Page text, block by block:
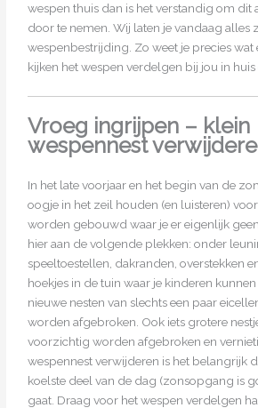
wespen thuis dan is het verstandig om dit
door te nemen. Wij laten je vandaag alles
wespenbestrijding. Zo weet je precies
kijken het wespen verdelgen bij jou in huis
Vroeg ingrijpen – klein
wespennest
In het late voorjaar en het begin van de
oogje in het zeil houden (en luisteren)
worden gebouwd waar je er eigenlijk
hier aan de volgende plekken: onder
speeltoestellen, dakranden, overstekken
hoekjes in de tuin waar je kinderen
nieuwe nesten van slechts een paar
worden afgebroken. Ook iets grotere
voorzichtig worden afgebroken en
wespennest verwijderen is het belangrijk
koelste deel van de dag (zonsopgang is
gaat. Draag voor het wespen verdelgen